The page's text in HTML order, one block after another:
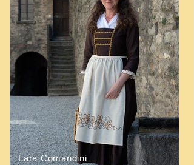
Lara Comandini